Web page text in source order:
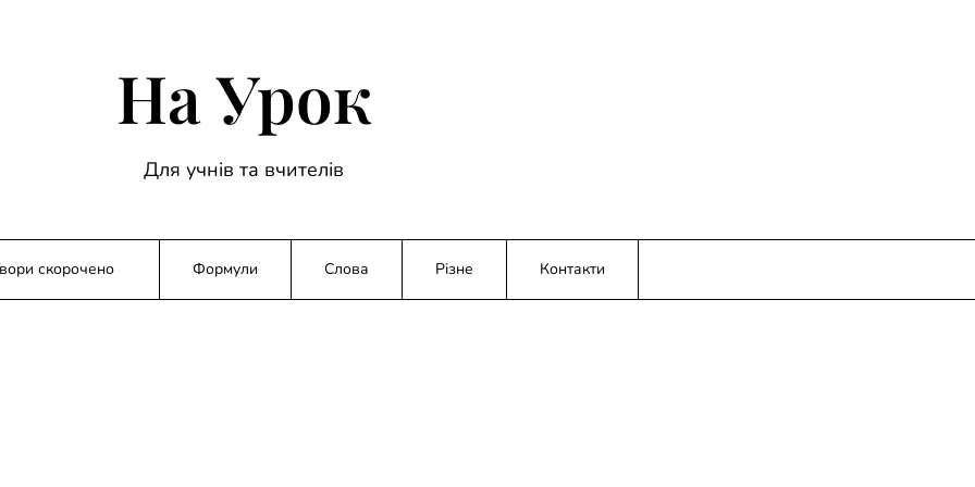
На Урок
Для учнів та вчителів
скорочено Формули Слова Різне Контакти